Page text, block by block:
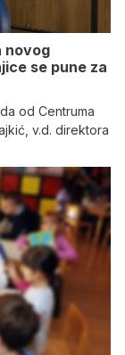
novog
se pune za
od Centruma
v.d. direktora